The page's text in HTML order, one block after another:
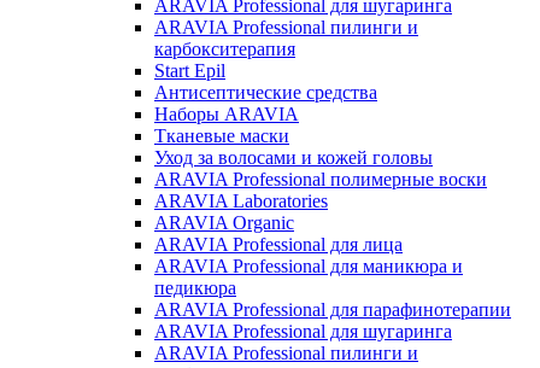
ARAVIA Professional для шугаринга
ARAVIA Professional пилинги и
карбокситерапия
Start Epil
Антисептические средства
Наборы ARAVIA
Тканевые маски
Уход за волосами и кожей головы
ARAVIA Professional полимерные воски
ARAVIA Laboratories
ARAVIA Organic
ARAVIA Professional для лица
ARAVIA Professional для маникюра и
педикюра
ARAVIA Professional для парафинотерапии
ARAVIA Professional для шугаринга
ARAVIA Professional пилинги и